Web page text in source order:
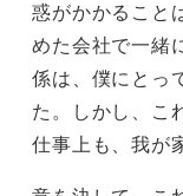
惑がかかること
めた会社で一緒
係は、僕にとっ
た。しかし、こ
仕事上も、我が